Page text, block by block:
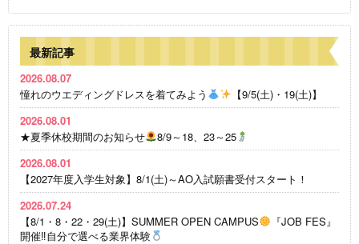
最新記事
2026.08.07
憧れのウエディングドレスを着てみよう
【9/5(土)・19(土)】
2026.08.01
★夏季休校期間のお知らせ
8/9～18、23～25
2026.08.01
【2027年度入学生対象】8/1(土)～AO入試願書受付スタート！
2026.07.24
【8/1・8・22・29(土)】SUMMER OPEN CAMPUS
『JOB FES』
開催‼自分で選べる業界体験